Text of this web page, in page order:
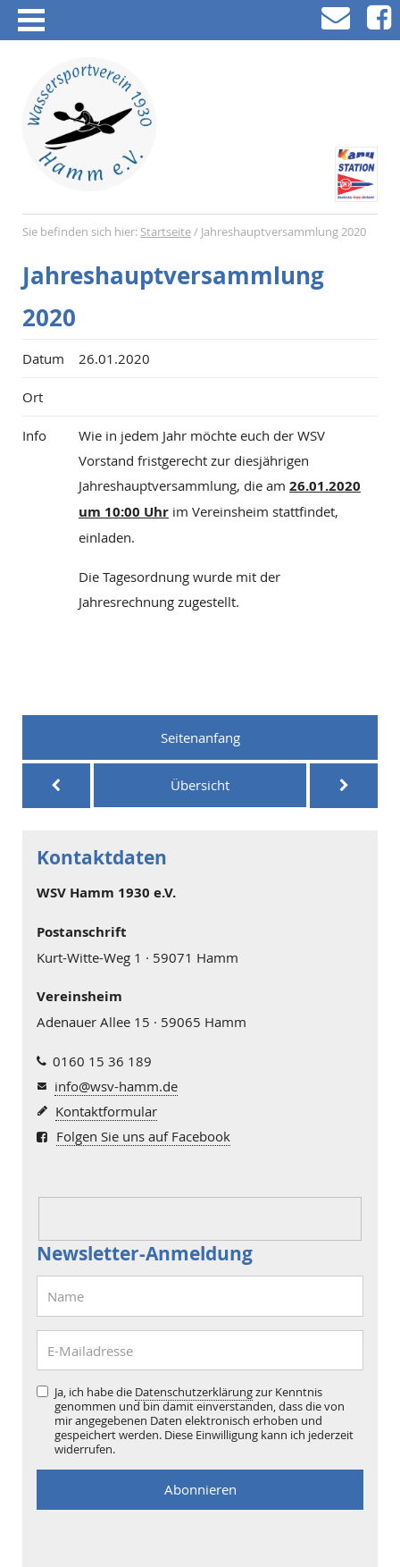
Sie befinden sich hier: Startseite/ Jahreshauptversammlung 2020
Jahreshauptversammlung
2020
Datum 26.01.2020
Ort
Info
Wie in jedem Jahr möchte euch der WSV
Vorstand fristgerecht zur diesjährigen
Jahreshauptversammlung, die am 26.01.2020
um 10:00 Uhr im Vereinsheim stattfindet,
einladen.
Die Tagesordnung wurde mit der
Jahresrechnung zugestellt.
Seitenanfang
Übersicht
Kontaktdaten
WSV Hamm 1930 e.V.
Postanschrift
Kurt-Witte-Weg 1 · 59071 Hamm
Vereinsheim
Adenauer Allee 15 · 59065 Hamm
0160 15 36 189
info@wsv-hamm.de
Kontaktformular
Folgen Sie uns auf Facebook
Newsletter-Anmeldung
Ja, ich habe die Datenschutzerklärungzur Kenntnis
genommen und bin damit einverstanden, dass die von
mir angegebenen Daten elektronisch erhoben und
gespeichert werden. Diese Einwilligung kann ich jederzeit
widerrufen.